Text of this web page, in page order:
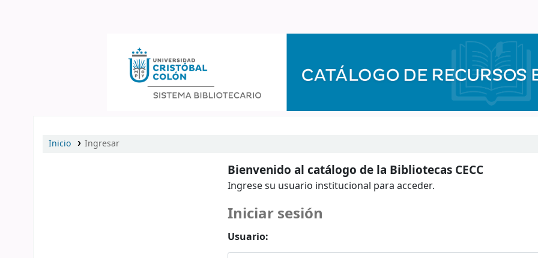
Inicio Ingresar
Bienvenido al catálogo de la Bibliotecas CECC
Ingrese su usuario institucional para acceder.
Iniciar sesión
Usuario: